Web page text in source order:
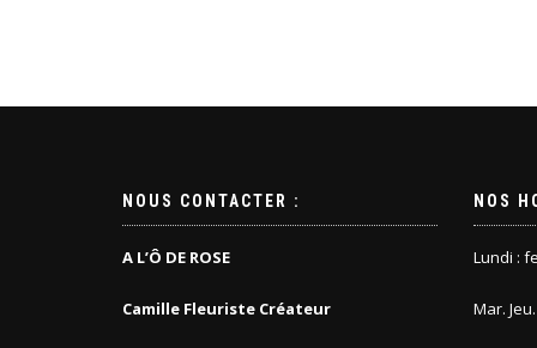
NOUS CONTACTER :
A L’Ô DE ROSE
Camille Fleuriste Créateur
NOS
Lundi :
Mar.